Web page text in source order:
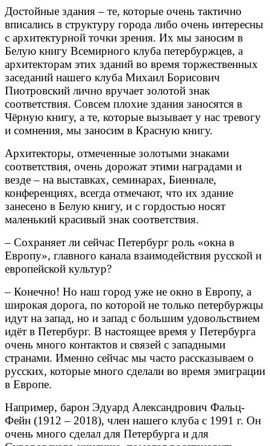
Достойные здания – те, которые очень тактично
вписались в структуру города либо очень интересны
с архитектурной точки зрения. Их мы заносим в
Белую книгу Всемирного клуба петербуржцев, а
архитекторам этих зданий во время торжественных
заседаний нашего клуба Михаил Борисович
Пиотровский лично вручает золотой знак
соответствия. Совсем плохие здания заносятся в
Чёрную книгу, а те, которые вызывает у нас тревогу
и сомнения, мы заносим в Красную книгу.
Архитекторы, отмеченные золотыми знаками
соответствия, очень дорожат этими наградами и
везде – на выставках, семинарах, Биеннале,
конференциях, всегда отмечают, что их здание
занесено в Белую книгу, и с гордостью носят
маленький красивый знак соответствия.
– Сохраняет ли сейчас Петербург роль «окна в
Европу», главного канала взаимодействия русской и
европейской культур?
– Конечно! Но наш город уже не окно в Европу, а
широкая дорога, по которой не только петербуржцы
идут на запад, но и запад с большим удовольствием
идёт в Петербург. В настоящее время у Петербурга
очень много контактов и связей с западными
странами. Именно сейчас мы часто рассказываем о
русских, которые много сделали во время эмиграции
в Европе.
Например, барон Эдуард Александрович Фальц-
Фейн (1912 – 2018), член нашего клуба с 1991 г. Он
очень много сделал для Петербурга и для